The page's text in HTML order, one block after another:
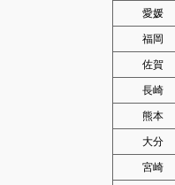
愛媛
福岡
佐賀
長崎
熊本
大分
宮崎